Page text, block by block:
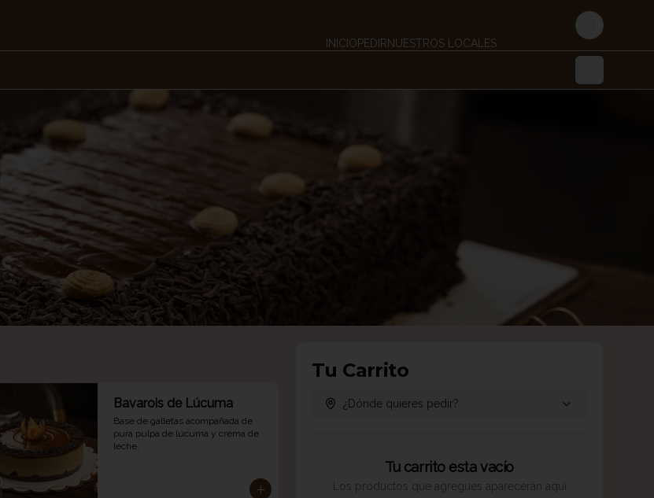
INICIOPEDIRNUESTROS LOCALES
Login
Bavarois de Lúcuma
Base de galletas acompañada de
pura pulpa de lúcuma y crema de
leche.
Tu Carrito
¿Dónde quieres pedir?
Tu carrito esta vacío
Los productos que agregues aparecerán aquí